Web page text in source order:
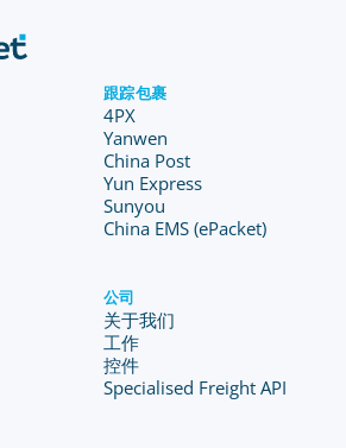
跟踪包裹
4PX
Yanwen
China Post
Yun Express
Sunyou
China EMS (ePacket)
公司
关于我们
工作
控件
Specialised Freight API